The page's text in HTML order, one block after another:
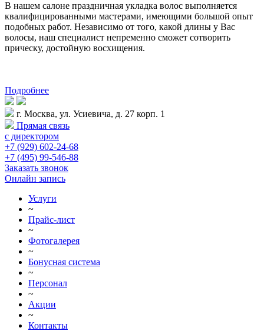
В нашем салоне праздничная укладка волос выполняется
квалифицированными мастерами, имеющими большой опыт
подобных работ. Независимо от того, какой длины у Вас
волосы, наш специалист непременно сможет сотворить
прическу, достойную восхищения.
Подробнее
г. Москва, ул. Усиевича, д. 27 корп. 1
Прямая связь
с директором
+7 (929) 602-24-68
+7 (495) 99-546-88
Заказать звонок
Онлайн запись
Услуги
~
Прайс-лист
~
Фотогалерея
~
Бонусная система
~
Персонал
~
Акции
~
Контакты